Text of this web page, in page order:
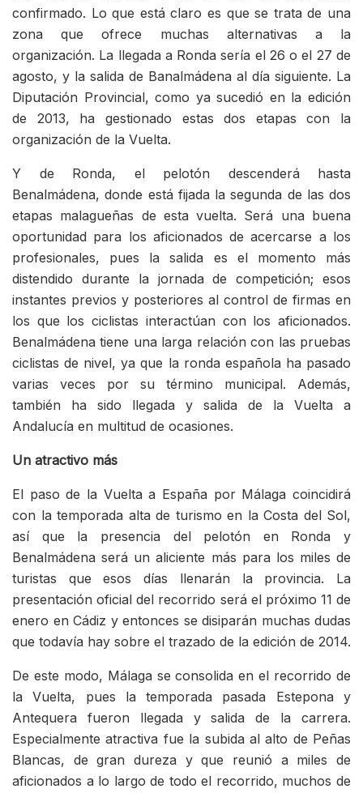
confirmado. Lo que está claro es que se trata de una
zona que ofrece muchas alternativas a la
organización. La llegada a Ronda sería el 26 o el 27 de
agosto, y la salida de Banalmádena al día siguiente. La
Diputación Provincial, como ya sucedió en la edición
de 2013, ha gestionado estas dos etapas con la
organización de la Vuelta.
Y de Ronda, el pelotón descenderá hasta
Benalmádena, donde está fijada la segunda de las dos
etapas malagueñas de esta vuelta. Será una buena
oportunidad para los aficionados de acercarse a los
profesionales, pues la salida es el momento más
distendido durante la jornada de competición; esos
instantes previos y posteriores al control de firmas en
los que los ciclistas interactúan con los aficionados.
Benalmádena tiene una larga relación con las pruebas
ciclistas de nivel, ya que la ronda española ha pasado
varias veces por su término municipal. Además,
también ha sido llegada y salida de la Vuelta a
Andalucía en multitud de ocasiones.
Un atractivo más
El paso de la Vuelta a España por Málaga coincidirá
con la temporada alta de turismo en la Costa del Sol,
así que la presencia del pelotón en Ronda y
Benalmádena será un aliciente más para los miles de
turistas que esos días llenarán la provincia. La
presentación oficial del recorrido será el próximo 11 de
enero en Cádiz y entonces se disiparán muchas dudas
que todavía hay sobre el trazado de la edición de 2014.
De este modo, Málaga se consolida en el recorrido de
la Vuelta, pues la temporada pasada Estepona y
Antequera fueron llegada y salida de la carrera.
Especialmente atractiva fue la subida al alto de Peñas
Blancas, de gran dureza y que reunió a miles de
aficionados a lo largo de todo el recorrido, muchos de